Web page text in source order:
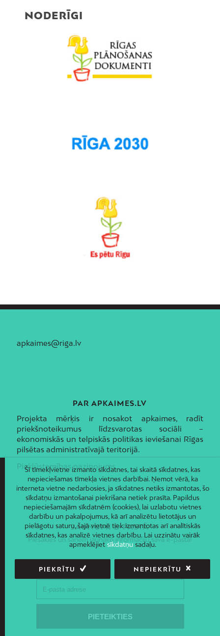
NODERĪGI
apkaimes@riga.lv
PAR APKAIMES.LV
Projekta mērķis ir nosakot apkaimes, radīt
priekšnoteikumus līdzsvarotas sociāli –
ekonomiskās un telpiskās politikas ieviešanai Rīgas
pilsētas administratīvajā teritorijā.
Piekļūstamības paziņojums
JAUNUMI E-PASTĀ
Piesakies un saņem jaunāko informāciju savā e-pastā!
Šī tīmekļvietne izmanto sīkdatnes, tai skaitā sīkdatnes, kas
nepieciešamas tīmekļa vietnes darbībai. Ņemot vērā, ka
interneta vietne nedarbosies, ja sīkdatnes netiks izmantotas, šo
sīkdatņu izmantošanai piekrišana netiek prasīta. Papildus
nepieciešamajām sīkdatnēm (cookies), lai uzlabotu vietnes
darbību un pakalpojumus, kā arī analizētu lietotājus un
pielāgotu saturu, šajā vietnē tiek izmantotas arī analītiskās
sīkdatnes, kas analizē vietnes darbību. Lai uzzinātu vairāk
apmeklējietsīkdatņusadaļu.
PIEKRĪTU NEPIEKRĪTU